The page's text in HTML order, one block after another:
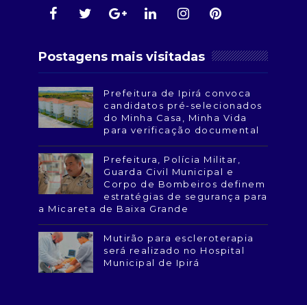
Postagens mais visitadas
Prefeitura de Ipirá convoca
candidatos pré-selecionados
do Minha Casa, Minha Vida
para verificação documental
Prefeitura, Polícia Militar,
Guarda Civil Municipal e
Corpo de Bombeiros definem
estratégias de segurança para
a Micareta de Baixa Grande
Mutirão para escleroterapia
será realizado no Hospital
Municipal de Ipirá